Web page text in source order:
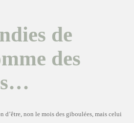
de
des
d’être, non le mois des giboulées, mais celui